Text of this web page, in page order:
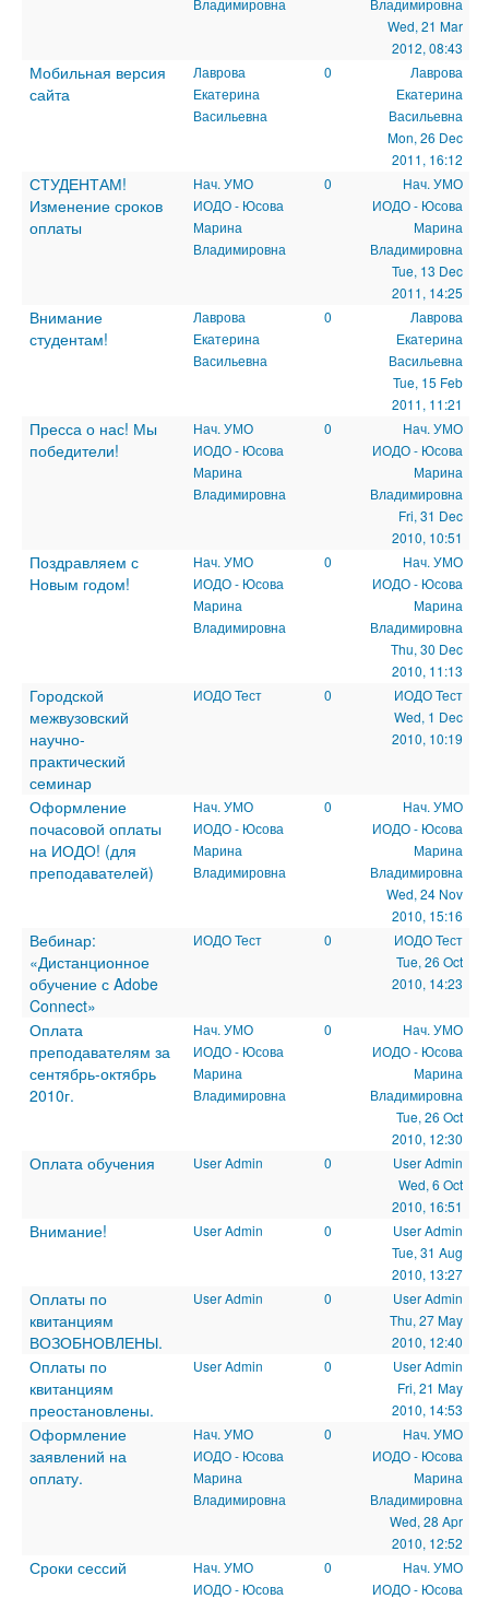
Владимировна
Владимировна
Wed, 21 Mar
2012, 08:43
Мобильная версия
сайта
Лаврова
Екатерина
Васильевна
0
Лаврова
Екатерина
Васильевна
Mon, 26 Dec
2011, 16:12
СТУДЕНТАМ!
Изменение сроков
оплаты
Нач. УМО
ИОДО - Юсова
Марина
Владимировна
0
Нач. УМО
ИОДО - Юсова
Марина
Владимировна
Tue, 13 Dec
2011, 14:25
Внимание
студентам!
Лаврова
Екатерина
Васильевна
0
Лаврова
Екатерина
Васильевна
Tue, 15 Feb
2011, 11:21
Пресса о нас! Мы
победители!
Нач. УМО
ИОДО - Юсова
Марина
Владимировна
0
Нач. УМО
ИОДО - Юсова
Марина
Владимировна
Fri, 31 Dec
2010, 10:51
Поздравляем с
Новым годом!
Нач. УМО
ИОДО - Юсова
Марина
Владимировна
0
Нач. УМО
ИОДО - Юсова
Марина
Владимировна
Thu, 30 Dec
2010, 11:13
Городской
межвузовский
научно-
практический
семинар
ИОДО Тест 0
ИОДО Тест
Wed, 1 Dec
2010, 10:19
Оформление
почасовой оплаты
на ИОДО! (для
преподавателей)
Нач. УМО
ИОДО - Юсова
Марина
Владимировна
0
Нач. УМО
ИОДО - Юсова
Марина
Владимировна
Wed, 24 Nov
2010, 15:16
Вебинар:
«Дистанционное
обучение с Adobe
Connect»
ИОДО Тест 0
ИОДО Тест
Tue, 26 Oct
2010, 14:23
Оплата
преподавателям за
сентябрь-октябрь
2010г.
Нач. УМО
ИОДО - Юсова
Марина
Владимировна
0
Нач. УМО
ИОДО - Юсова
Марина
Владимировна
Tue, 26 Oct
2010, 12:30
Оплата обучения User Admin 0
User Admin
Wed, 6 Oct
2010, 16:51
Внимание! User Admin 0
User Admin
Tue, 31 Aug
2010, 13:27
Оплаты по
квитанциям
ВОЗОБНОВЛЕНЫ.
User Admin 0
User Admin
Thu, 27 May
2010, 12:40
Оплаты по
квитанциям
преостановлены.
User Admin 0
User Admin
Fri, 21 May
2010, 14:53
Оформление
заявлений на
оплату.
Нач. УМО
ИОДО - Юсова
Марина
Владимировна
0
Нач. УМО
ИОДО - Юсова
Марина
Владимировна
Wed, 28 Apr
2010, 12:52
Сроки сессий
Нач. УМО
ИОДО - Юсова
0
Нач. УМО
ИОДО - Юсова